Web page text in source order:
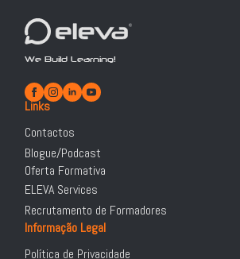
We Build Learning!
Links
Contactos
Blogue/Podcast
Oferta Formativa
ELEVA Services
Recrutamento de Formadores
Informação Legal
Política de Privacidade